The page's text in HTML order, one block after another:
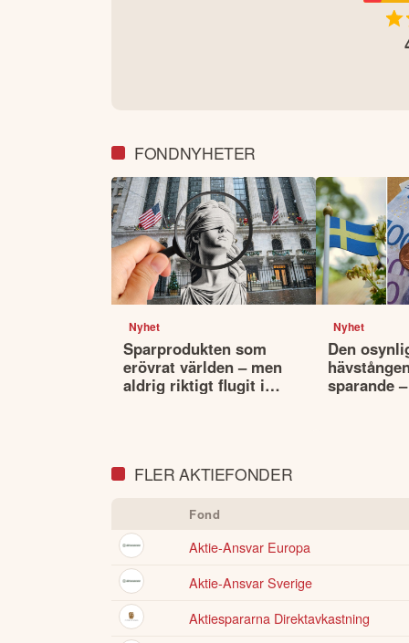
FONDNYHETER
Nyhet
Sparprodukten som
erövrat världen – men
aldrig riktigt flugit i
Nyhet
Den
sparande
FLER AKTIEFONDER
Fond
Aktie-Ansvar Europa
Aktie-Ansvar Sverige
Aktiespararna Direktavkastning